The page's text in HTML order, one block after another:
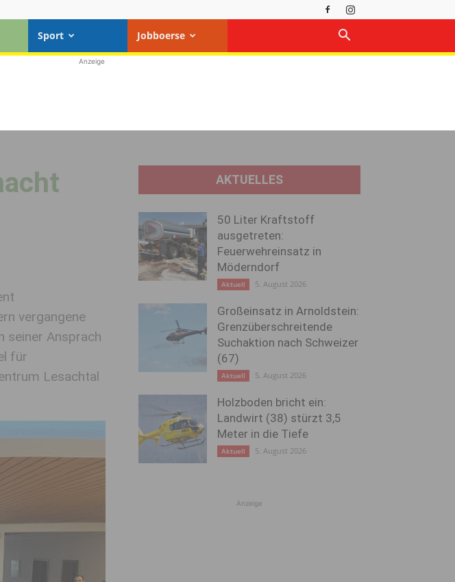
Sport Jobboerse
Anzeige
vergangene
seiner Ansprach
für
Lesachtal
AKTUELLES
50 Liter Kraftstoff
ausgetreten:
Feuerwehreinsatz in
Möderndorf
Aktuell 5. August 2026
Großeinsatz in Arnoldstein:
Grenzüberschreitende
Suchaktion nach Schweizer
(67)
Aktuell 5. August 2026
Holzboden bricht ein:
Landwirt (38) stürzt 3,5
Meter in die Tiefe
Aktuell 5. August 2026
Anzeige